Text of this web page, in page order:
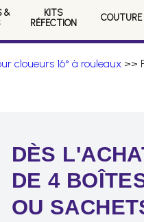
&
KITS
RÉFECTION
COUTURE
cloueurs 16° à rouleaux>>
DÈS
DE 4
OU